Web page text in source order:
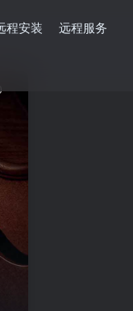
程安装 远程服务